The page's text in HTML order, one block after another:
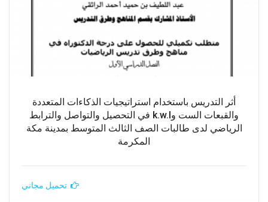
أثر التدريس باستخدام استراتيجيات الذكاءات المتعددة
والقبعات الست وk.w.l في التحصيل والتواصل والترابط
الرياضي لدى طالبات الصف الثالث المتوسط بمدينة مكة
المكرمة
تحميل مجاني